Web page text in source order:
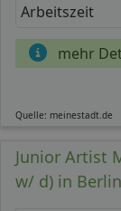
Arbeitszeit
mehr
Quelle: meinestadt.de
Junior Artist
w/ d) in